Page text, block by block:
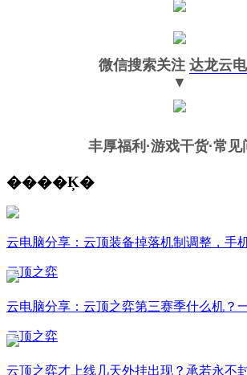
微信搜索关注 达龙云
▼
丰厚福利 ·游戏干货·常见
����Ķ�
云电脑分享：云顶装备掉落机制调整，手
云顶之弈
云电脑分享：云顶之弈第三赛季什么机？
云顶之弈
云顶之弈才上线几天外挂出现？承若永不